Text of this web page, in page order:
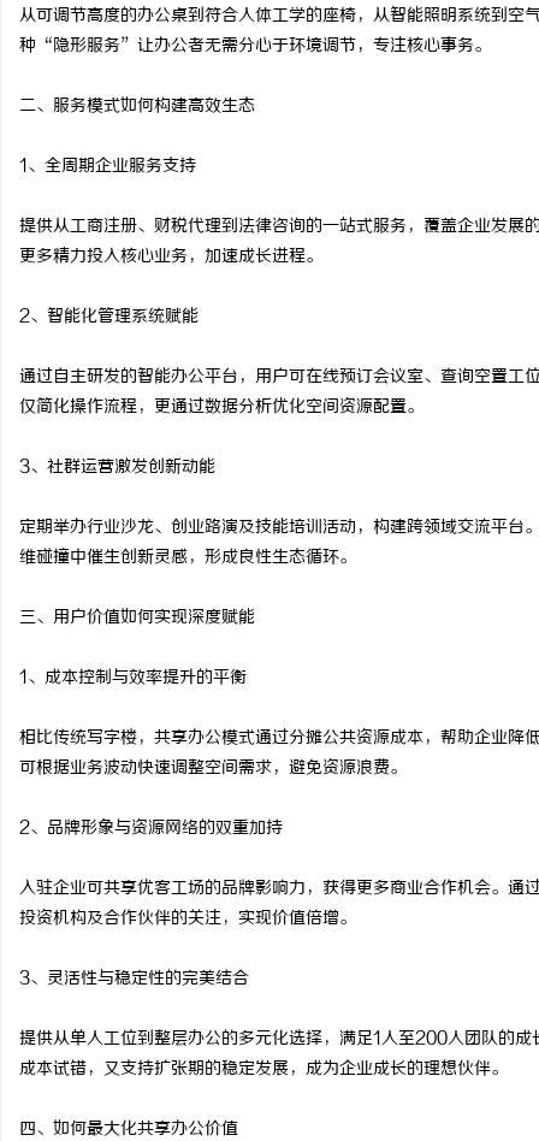
从可调节高度的办公桌到符合人体工学的座椅，从智能照明系统到
种“隐形服务”让办公者无需分心于环境调节，专注核心事务。
二、服务模式如何构建高效生态
1、全周期企业服务支持
提供从工商注册、财税代理到法律咨询的一站式服务，覆盖企业发
更多精力投入核心业务，加速成长进程。
2、智能化管理系统赋能
通过自主研发的智能办公平台，用户可在线预订会议室、查询空置
仅简化操作流程，更通过数据分析优化空间资源配置。
3、社群运营激发创新动能
定期举办行业沙龙、创业路演及技能培训活动，构建跨领域交流平
维碰撞中催生创新灵感，形成良性生态循环。
三、用户价值如何实现深度赋能
1、成本控制与效率提升的平衡
相比传统写字楼，共享办公模式通过分摊公共资源成本，帮助企业
可根据业务波动快速调整空间需求，避免资源浪费。
2、品牌形象与资源网络的双重加持
入驻企业可共享优客工场的品牌影响力，获得更多商业合作机会。
投资机构及合作伙伴的关注，实现价值倍增。
3、灵活性与稳定性的完美结合
提供从单人工位到整层办公的多元化选择，满足1人至200人团队的
成本试错，又支持扩张期的稳定发展，成为企业成长的理想伙伴。
四、如何最大化共享办公价值